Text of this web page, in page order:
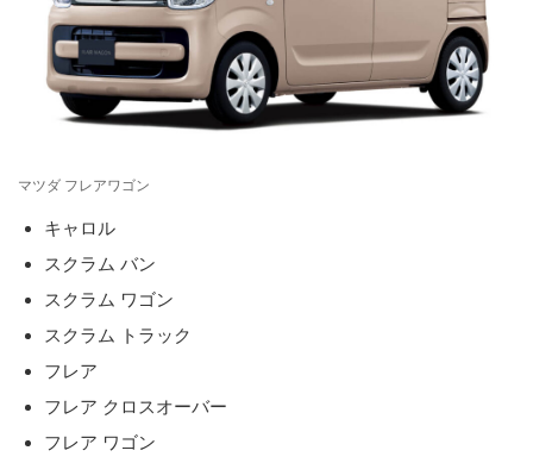
マツダ フレアワゴン
キャロル
スクラム バン
スクラム ワゴン
スクラム トラック
フレア
フレア クロスオーバー
フレア ワゴン